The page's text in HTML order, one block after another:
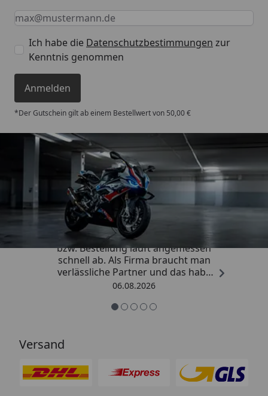
Keine Eingabe erforderlich
Eingabe erforderlich
E-Mail *
Ich habe die Datenschutzbestimmungen zur
Kenntnis genommen
Anmelden
*Der Gutschein gilt ab einem Bestellwert von 50,00 €
Trusted Shops
4,85/ 5
„Die Abwicklung eines Auftrages
bzw. Bestellung läuft angemessen
schnell ab. Als Firma braucht man
verlässliche Partner und das habe
ich hier gefunden.“
06.08.2026
Versand